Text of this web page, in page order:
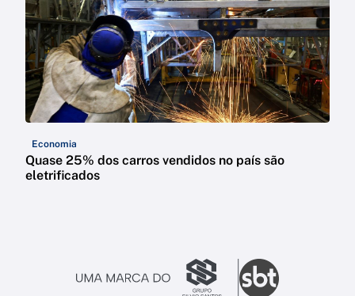
Economia
Quase 25% dos carros vendidos no país são
eletrificados